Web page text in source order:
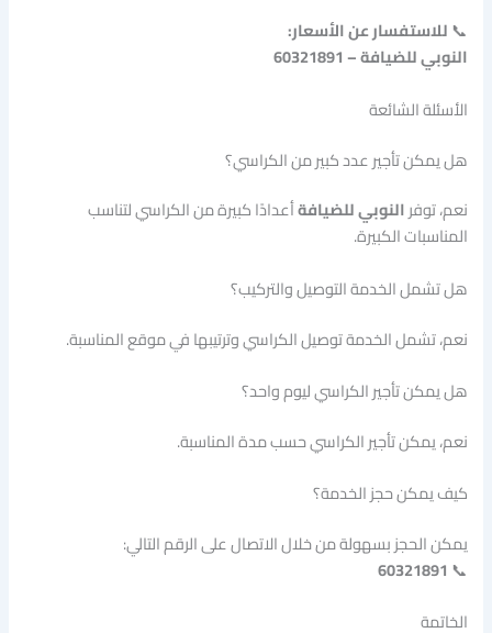
📞 للاستفسار عن الأسعار:
النوبي للضيافة – 60321891
الأسئلة الشائعة
هل يمكن تأجير عدد كبير من الكراسي؟
نعم، توفرالنوبي للضيافةأعدادًا كبيرة من الكراسي لتناسب
المناسبات الكبيرة.
هل تشمل الخدمة التوصيل والتركيب؟
نعم، تشمل الخدمة توصيل الكراسي وترتيبها في موقع المناسبة.
هل يمكن تأجير الكراسي ليوم واحد؟
نعم، يمكن تأجير الكراسي حسب مدة المناسبة.
كيف يمكن حجز الخدمة؟
يمكن الحجز بسهولة من خلال الاتصال على الرقم التالي:
📞
60321891
الخاتمة